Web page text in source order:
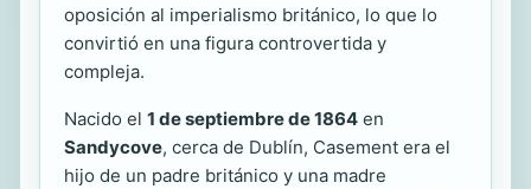
oposición al imperialismo británico, lo que lo
convirtió en una figura controvertida y
compleja.
Nacido el 1 de septiembre de 1864 en
Sandycove, cerca de Dublín, Casement era el
hijo de un padre británico y una madre